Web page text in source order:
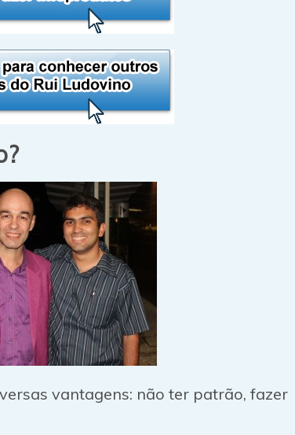
vantagens: não ter patrão, fazer